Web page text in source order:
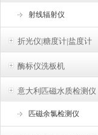
射线辐射仪
折光仪|糖度计|盐度计
酶标仪洗板机
意大利匹磁水质检测仪
匹磁余氯检测仪